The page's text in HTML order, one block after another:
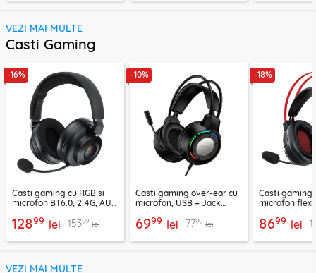
VEZI MAI MULTE
Casti Gaming
-16%
Casti gaming cu RGB si
microfon BT6.0, 2.4G, AUX
12899 lei 15399 lei
-10%
Casti gaming over-ear cu
microfon, USB + Jack
BO112
6999 lei 7799 lei
-18%
Casti gaming
microfon
8699 lei
VEZI MAI MULTE